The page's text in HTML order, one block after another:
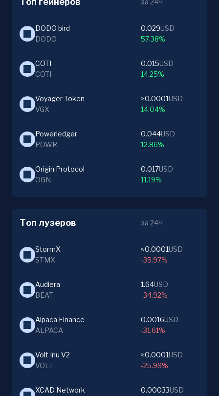
за 24Ч
DODO bird
DODO
0.029USD
57.38%
COTI
COTI
0.015USD
14.25%
Voyager Token
VGX
≈0.0001USD
14.04%
Powerledger
POWR
0.044USD
12.86%
Origin Protocol
OGN
0.017USD
11.19%
Топ лузеров за 24Ч
StormX
STMX
≈0.0001USD
-35.97%
Audiera
BEAT
1.64USD
-34.92%
Alpaca Finance
ALPACA
0.0016USD
-31.61%
Volt Inu V2
VOLT
≈0.0001USD
-25.99%
XCAD Network
0.00033USD